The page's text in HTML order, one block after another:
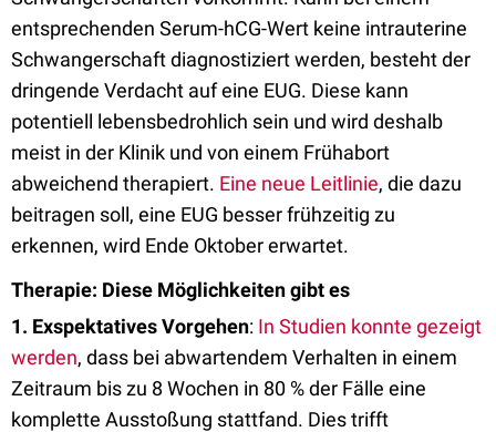
entsprechenden Serum-hCG-Wert keine intrauterine
Schwangerschaft diagnostiziert werden, besteht der
dringende Verdacht auf eine EUG. Diese kann
potentiell lebensbedrohlich sein und wird deshalb
meist in der Klinik und von einem Frühabort
abweichend therapiert. Eine neue Leitlinie, die dazu
beitragen soll, eine EUG besser frühzeitig zu
erkennen, wird Ende Oktober erwartet.
Therapie: Diese Möglichkeiten gibt es
1. Exspektatives Vorgehen: In Studien konnte gezeigt
werden, dass bei abwartendem Verhalten in einem
Zeitraum bis zu 8 Wochen in 80 % der Fälle eine
komplette Ausstoßung stattfand. Dies trifft